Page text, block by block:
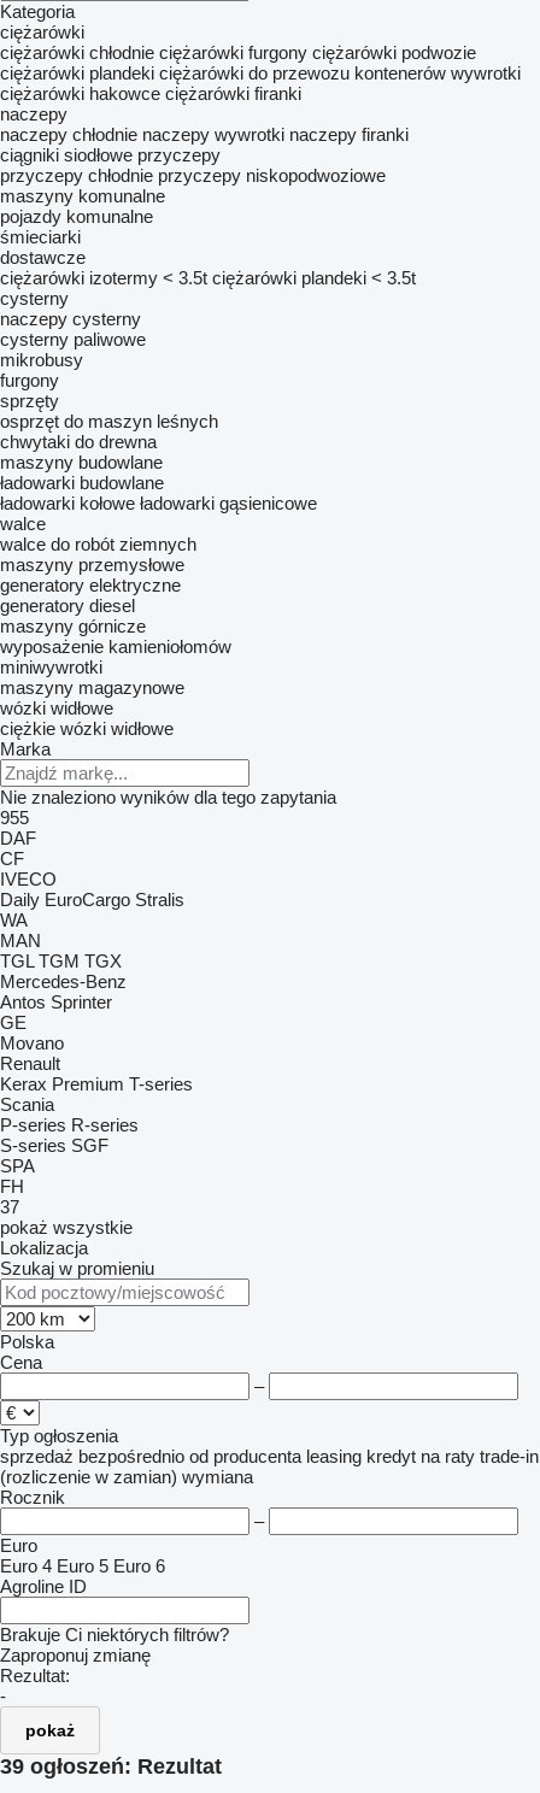
Kategoria
ciężarówki
ciężarówki chłodnie ciężarówki furgony ciężarówki podwozie
ciężarówki plandeki ciężarówki do przewozu kontenerów wywrotki
ciężarówki hakowce ciężarówki firanki
naczepy
naczepy chłodnie naczepy wywrotki naczepy firanki
ciągniki siodłowe przyczepy
przyczepy chłodnie przyczepy niskopodwoziowe
maszyny komunalne
pojazdy komunalne
śmieciarki
dostawcze
ciężarówki izotermy < 3.5t ciężarówki plandeki < 3.5t
cysterny
naczepy cysterny
cysterny paliwowe
mikrobusy
furgony
sprzęty
osprzęt do maszyn leśnych
chwytaki do drewna
maszyny budowlane
ładowarki budowlane
ładowarki kołowe ładowarki gąsienicowe
walce
walce do robót ziemnych
maszyny przemysłowe
generatory elektryczne
generatory diesel
maszyny górnicze
wyposażenie kamieniołomów
miniwywrotki
maszyny magazynowe
wózki widłowe
ciężkie wózki widłowe
Marka
Nie znaleziono wyników dla tego zapytania
955
DAF
CF
IVECO
Daily EuroCargo Stralis
WA
MAN
TGL TGM TGX
Mercedes-Benz
Antos Sprinter
GE
Movano
Renault
Kerax Premium T-series
Scania
P-series R-series
S-series SGF
SPA
FH
37
pokaż wszystkie
Lokalizacja
Szukaj w promieniu
Polska
Cena
–
Typ ogłoszenia
sprzedaż bezpośrednio od producenta leasing kredyt na raty trade-in
(rozliczenie w zamian) wymiana
Rocznik
–
Euro
Euro 4 Euro 5 Euro 6
Agroline ID
Brakuje Ci niektórych filtrów?
Zaproponuj zmianę
Rezultat:
-
pokaż
39 ogłoszeń: Rezultat